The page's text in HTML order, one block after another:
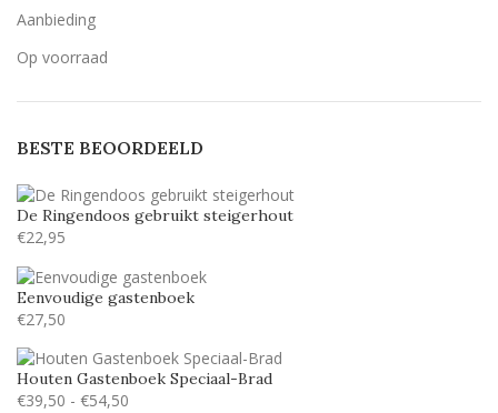
Century Gothic
Geen belettering
LillyBelle 30
Lucida handwriting
53
Monotype corosiva 53
Stea
Stencil 53
Aanbieding
Op voorraad
BESTE BEOORDEELD
De Ringendoos gebruikt steigerhout
€22,95
Eenvoudige gastenboek
€27,50
Houten Gastenboek Speciaal-Brad
€39,50 - €54,50